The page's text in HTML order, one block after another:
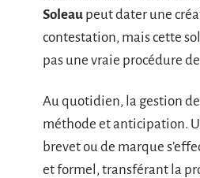
Soleau peut dater une
contestation, mais cette
pas une vraie procédure
Au quotidien, la gestion
méthode et anticipation.
brevet ou de marque
et formel, transférant la